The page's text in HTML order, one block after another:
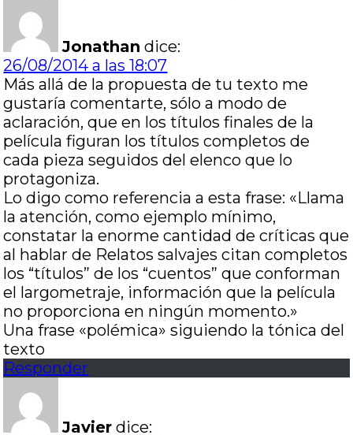
Jonathan dice:
26/08/2014 a las 18:07
Más allá de la propuesta de tu texto me
gustaría comentarte, sólo a modo de
aclaración, que en los títulos finales de la
película figuran los títulos completos de
cada pieza seguidos del elenco que lo
protagoniza.
Lo digo como referencia a esta frase: «Llama
la atención, como ejemplo mínimo,
constatar la enorme cantidad de críticas que
al hablar de Relatos salvajes citan completos
los “títulos” de los “cuentos” que conforman
el largometraje, información que la película
no proporciona en ningún momento.»
Una frase «polémica» siguiendo la tónica del
texto
Responder
Javier dice: